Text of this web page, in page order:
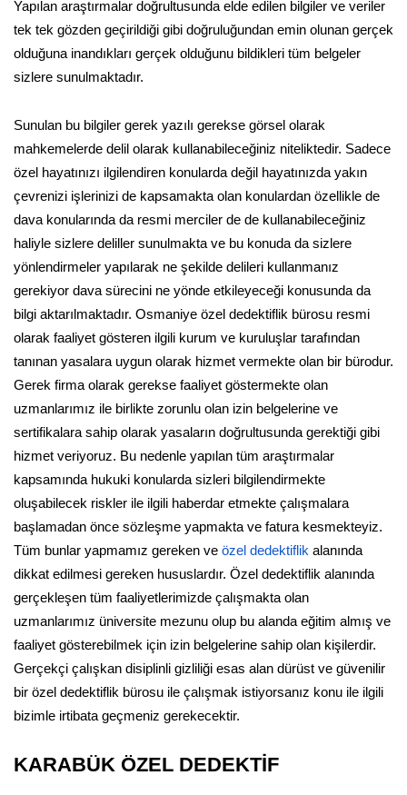
Yapılan araştırmalar doğrultusunda elde edilen bilgiler ve veriler
tek tek gözden geçirildiği gibi doğruluğundan emin olunan gerçek
olduğuna inandıkları gerçek olduğunu bildikleri tüm belgeler
sizlere sunulmaktadır.
Sunulan bu bilgiler gerek yazılı gerekse görsel olarak
mahkemelerde delil olarak kullanabileceğiniz niteliktedir. Sadece
özel hayatınızı ilgilendiren konularda değil hayatınızda yakın
çevrenizi işlerinizi de kapsamakta olan konulardan özellikle de
dava konularında da resmi merciler de de kullanabileceğiniz
haliyle sizlere deliller sunulmakta ve bu konuda da sizlere
yönlendirmeler yapılarak ne şekilde delileri kullanmanız
gerekiyor dava sürecini ne yönde etkileyeceği konusunda da
bilgi aktarılmaktadır. Osmaniye özel dedektiflik bürosu resmi
olarak faaliyet gösteren ilgili kurum ve kuruluşlar tarafından
tanınan yasalara uygun olarak hizmet vermekte olan bir bürodur.
Gerek firma olarak gerekse faaliyet göstermekte olan
uzmanlarımız ile birlikte zorunlu olan izin belgelerine ve
sertifikalara sahip olarak yasaların doğrultusunda gerektiği gibi
hizmet veriyoruz. Bu nedenle yapılan tüm araştırmalar
kapsamında hukuki konularda sizleri bilgilendirmekte
oluşabilecek riskler ile ilgili haberdar etmekte çalışmalara
başlamadan önce sözleşme yapmakta ve fatura kesmekteyiz.
Tüm bunlar yapmamız gereken ve özel dedektiflik alanında
dikkat edilmesi gereken hususlardır. Özel dedektiflik alanında
gerçekleşen tüm faaliyetlerimizde çalışmakta olan
uzmanlarımız üniversite mezunu olup bu alanda eğitim almış ve
faaliyet gösterebilmek için izin belgelerine sahip olan kişilerdir.
Gerçekçi çalışkan disiplinli gizliliği esas alan dürüst ve güvenilir
bir özel dedektiflik bürosu ile çalışmak istiyorsanız konu ile ilgili
bizimle irtibata geçmeniz gerekecektir.
KARABÜK ÖZEL DEDEKTİF